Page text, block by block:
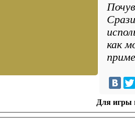
как
Для игры